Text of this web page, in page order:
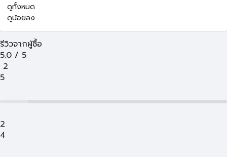
ดูทั้งหมด
ดูน้อยลง
รีวิวจากผู้ซื้อ
5.0 / 5
2
5
2
4